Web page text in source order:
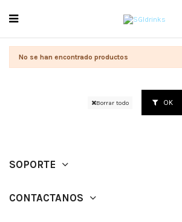
No se han encontrado productos
Borrar todo OK
SOPORTE
CONTACTANOS